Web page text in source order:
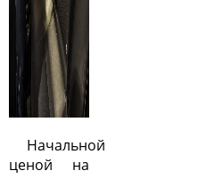
Начальной
ценой на